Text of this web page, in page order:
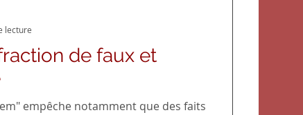
de faux et
empêche notamment que des faits
lecture